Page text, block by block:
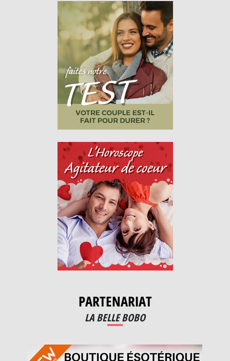
PARTENARIAT
LA BELLE BOBO